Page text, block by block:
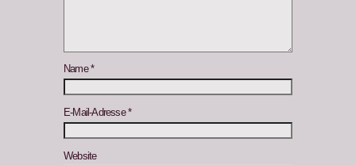
Name*
E-Mail-Adresse*
Website